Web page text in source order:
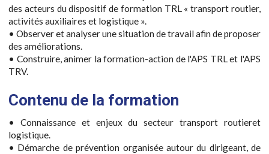
des acteurs du dispositif de formation TRL « transport routier,
activités auxiliaires et logistique ».
• Observer et analyser une situation de travail afin de proposer
des améliorations.
• Construire, animer la formation-action de l'APS TRL et l'APS
TRV.
Contenu de la formation
• Connaissance et enjeux du secteur transport routieret
logistique.
• Démarche de prévention organisée autour du dirigeant, de